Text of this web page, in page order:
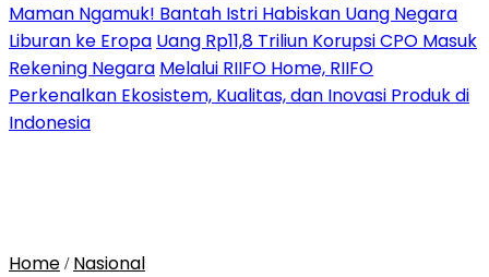
Maman Ngamuk! Bantah Istri Habiskan Uang Negara
Liburan ke Eropa Uang Rp11,8 Triliun Korupsi CPO Masuk
Rekening Negara Melalui RIIFO Home, RIIFO
Perkenalkan Ekosistem, Kualitas, dan Inovasi Produk di
Indonesia
Home / Nasional